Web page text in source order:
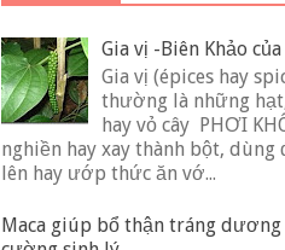
Gia vị -Biên Khảo
Gia vị (épices hay
thường là những
hay vỏ cây PHƠI
nghiền hay xay thành bột, dùng
lên hay ướp thức ăn vớ...
Maca giúp bổ thận tráng